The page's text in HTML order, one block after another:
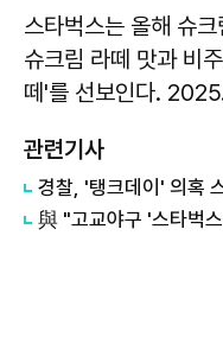
스타벅스는 올해 슈
슈크림 라떼 맛과 비
떼'를 선보인다.
관련기사
경찰, '탱크데이' 의혹